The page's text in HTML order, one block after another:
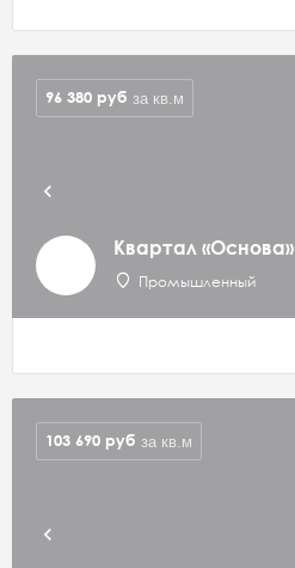
Квартал «Основа»
Промышленный
96 380 руб за кв.м
103 690 руб за кв.м